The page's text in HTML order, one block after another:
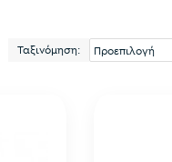
Ταξινόμηση: